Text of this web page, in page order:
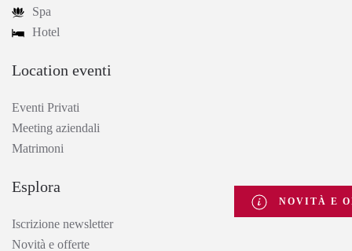
Spa
Hotel
Location eventi
Eventi Privati
Meeting aziendali
Matrimoni
Esplora
Iscrizione newsletter
Novità e offerte
NOVITÀ E